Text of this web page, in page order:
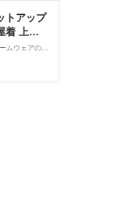
トアップ
着 上下
ョン レ
フェ
▼コメント▼ 小花柄が甘くて可愛いルームウェアのセットアップです。 程よい広さのスクエアネックで首回りが気になりません。 楽ちんな雰囲気の中にもおしゃれさいっぱいの１枚♪ ゆったり着れて部屋着にピッタリのアイテムです。 ▼SIZE(約)▼ ワンサイズ 【TOP】 着丈：62cm、バスト：100cm 【BOTTOM】 パンツ丈：62cm、ウエスト(ゴム)：62cm～ ▼COLOR(カラー)▼ 画像参照 ▼MATERIAL(素材)▼ コットン 【注意事項】 ■撮影時のライティング、ご覧になっている環境により実際の商品と色味が異なって見える場合がございます。ご了承の上お買い求め下さい。...